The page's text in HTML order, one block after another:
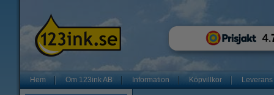
Hem Om 123ink AB Information Köpvillkor Leverans